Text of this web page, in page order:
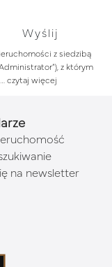
z siedzibą
z którym
czytaj więcej
na newsletter